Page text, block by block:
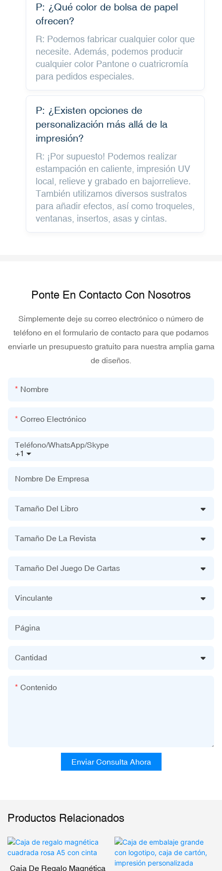
P: ¿Qué color de bolsa de papel
ofrecen?
R: Podemos fabricar cualquier color que
necesite. Además, podemos producir
cualquier color Pantone o cuatricromía
para pedidos especiales.
P: ¿Existen opciones de
personalización más allá de la
impresión?
R: ¡Por supuesto! Podemos realizar
estampación en caliente, impresión UV
local, relieve y grabado en bajorrelieve.
También utilizamos diversos sustratos
para añadir efectos, así como troqueles,
ventanas, insertos, asas y cintas.
Ponte En Contacto Con Nosotros
Simplemente deje su correo electrónico o número de
teléfono en el formulario de contacto para que podamos
enviarle un presupuesto gratuito para nuestra amplia gama
de diseños.
Nombre
Correo Electrónico
+1
Teléfono/WhatsApp/Skype
Nombre De Empresa
Tamaño Del Libro
Tamaño De La Revista
Tamaño Del Juego De Cartas
Vinculante
Página
Cantidad
Contenido
Enviar Consulta Ahora
Productos Relacionados
Caja De Regalo Magnética